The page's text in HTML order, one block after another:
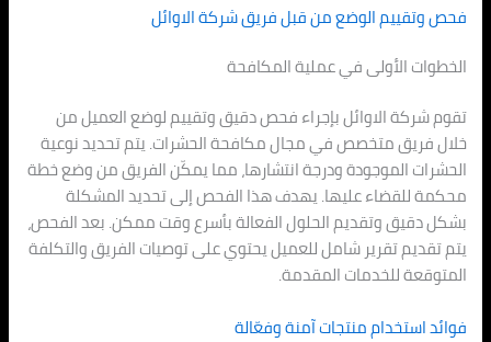
فحص وتقييم الوضع من قبل فريق شركة الاوائل
الخطوات الأولى في عملية المكافحة
تقوم شركة الاوائل بإجراء فحص دقيق وتقييم لوضع العميل من
خلال فريق متخصص في مجال مكافحة الحشرات. يتم تحديد نوعية
الحشرات الموجودة ودرجة انتشارها، مما يمكّن الفريق من وضع خطة
محكمة للقضاء عليها. يهدف هذا الفحص إلى تحديد المشكلة
بشكل دقيق وتقديم الحلول الفعالة بأسرع وقت ممكن. بعد الفحص،
يتم تقديم تقرير شامل للعميل يحتوي على توصيات الفريق والتكلفة
المتوقعة للخدمات المقدمة.
فوائد استخدام منتجات آمنة وفعّالة